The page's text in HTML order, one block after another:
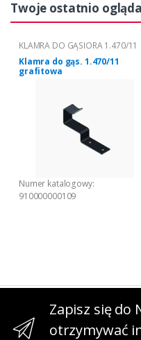
Twoje ostatnio
KLAMRA DO GĄSIORA 1.470/11
Klamra do gąs. 1.470/11
grafitowa
Numer katalogowy:
910000000109
Zapisz się do
otrzymywać